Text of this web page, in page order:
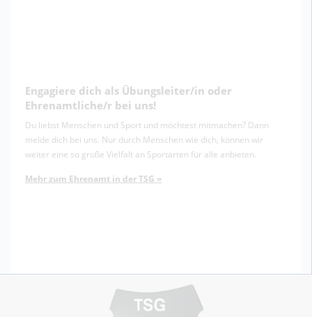
Engagiere dich als Übungsleiter/in oder
Ehrenamtliche/r bei uns!
Du liebst Menschen und Sport und möchtest mitmachen? Dann
melde dich bei uns. Nur durch Menschen wie dich, können wir
weiter eine so große Vielfalt an Sportarten für alle anbieten.
Mehr zum Ehrenamt in der TSG »